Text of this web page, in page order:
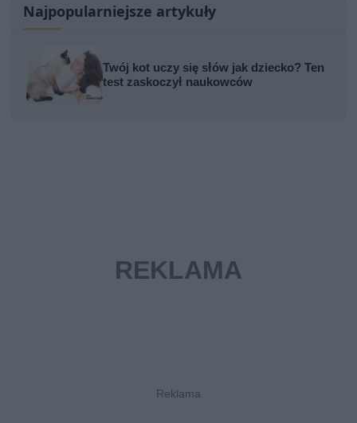
Najpopularniejsze artykuły
Twój kot uczy się słów jak dziecko? Ten
test zaskoczył naukowców